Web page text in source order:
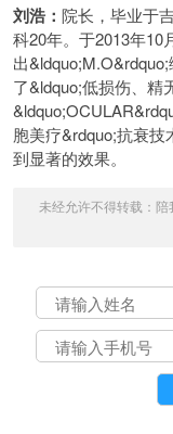
刘浩： 院长，毕业于
科20年。于2013年10
出
了&ldquo;低损伤、精
胞美疗&rdquo;抗衰
到显著的效果。
未经允许不得转载： 陪